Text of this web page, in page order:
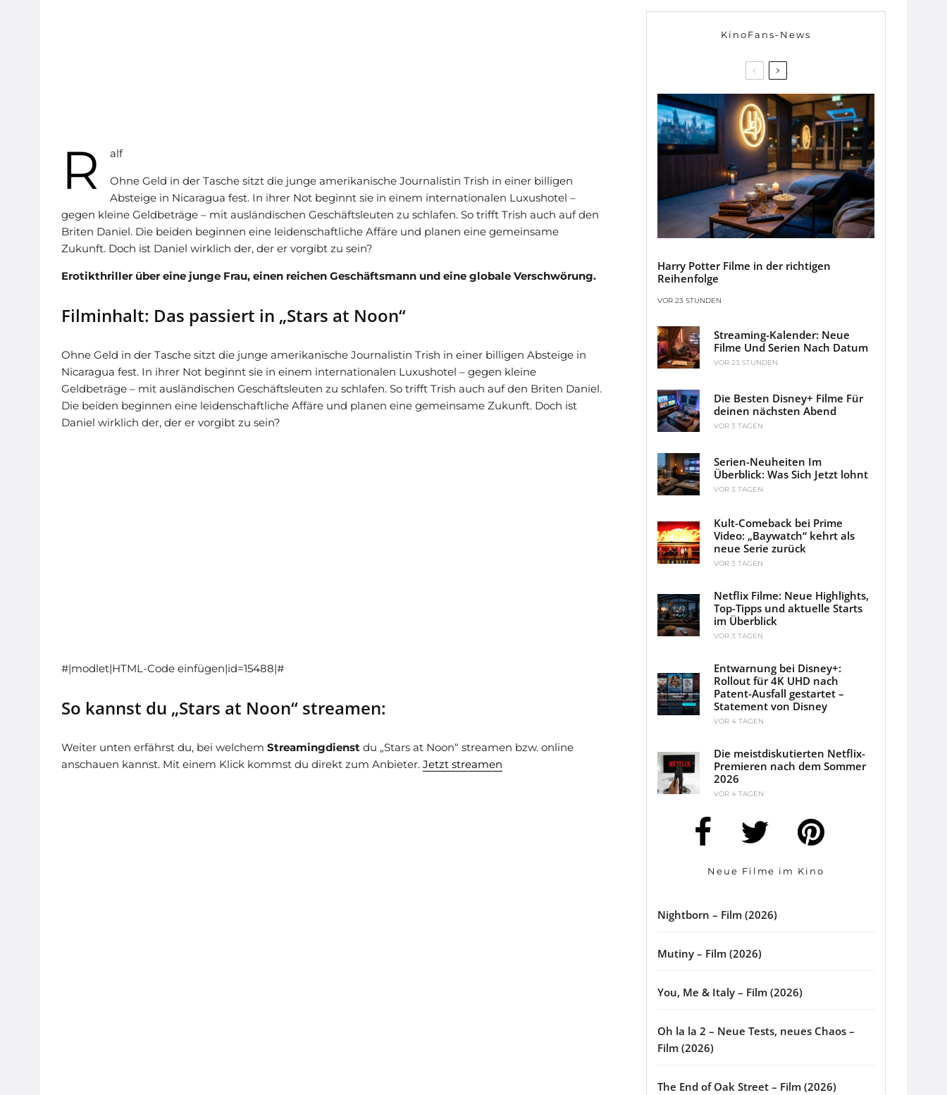
R alf
Ohne Geld in der Tasche sitzt die junge amerikanische Journalistin Trish in einer billigen
Absteige in Nicaragua fest. In ihrer Not beginnt sie in einem internationalen Luxushotel –
gegen kleine Geldbeträge – mit ausländischen Geschäftsleuten zu schlafen. So trifft Trish auch auf den
Briten Daniel. Die beiden beginnen eine leidenschaftliche Affäre und planen eine gemeinsame
Zukunft. Doch ist Daniel wirklich der, der er vorgibt zu sein?
Erotikthriller über eine junge Frau, einen reichen Geschäftsmann und eine globale Verschwörung.
Filminhalt: Das passiert in „Stars at Noon“
Ohne Geld in der Tasche sitzt die junge amerikanische Journalistin Trish in einer billigen Absteige in
Nicaragua fest. In ihrer Not beginnt sie in einem internationalen Luxushotel – gegen kleine
Geldbeträge – mit ausländischen Geschäftsleuten zu schlafen. So trifft Trish auch auf den Briten Daniel.
Die beiden beginnen eine leidenschaftliche Affäre und planen eine gemeinsame Zukunft. Doch ist
Daniel wirklich der, der er vorgibt zu sein?
#|modlet|HTML-Code einfügen|id=15488|#
So kannst du „Stars at Noon“ streamen:
Weiter unten erfährst du, bei welchem Streamingdienst du „Stars at Noon“ streamen bzw. online
anschauen kannst. Mit einem Klick kommst du direkt zum Anbieter. Jetzt streamen
KinoFans-News
Harry Potter Filme in der richtigen
Reihenfolge
VOR 23 STUNDEN
Streaming-Kalender: Neue
Filme Und Serien Nach Datum
VOR 23 STUNDEN
Die Besten Disney+ Filme Für
deinen nächsten Abend
VOR 3 TAGEN
Serien-Neuheiten Im
Überblick: Was Sich Jetzt lohnt
VOR 3 TAGEN
Kult-Comeback bei Prime
Video: „Baywatch“ kehrt als
neue Serie zurück
VOR 3 TAGEN
Netflix Filme: Neue Highlights,
Top-Tipps und aktuelle Starts
im Überblick
VOR 3 TAGEN
Entwarnung bei Disney+:
Rollout für 4K UHD nach
Patent-Ausfall gestartet –
Statement von Disney
VOR 4 TAGEN
Die meistdiskutierten Netflix-
Premieren nach dem Sommer
2026
VOR 4 TAGEN
Neue Filme im Kino
Nightborn – Film (2026)
Mutiny – Film (2026)
You, Me & Italy – Film (2026)
Oh la la 2 – Neue Tests, neues Chaos –
Film (2026)
The End of Oak Street – Film (2026)